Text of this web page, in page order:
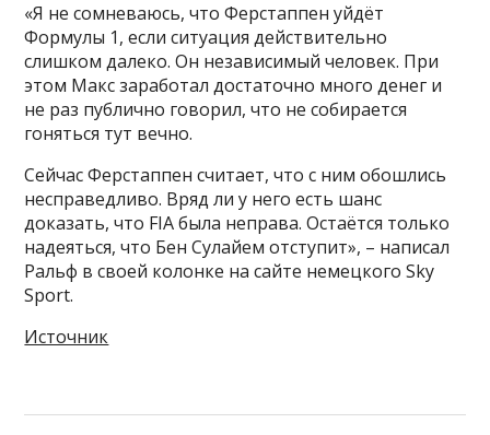
«Я не сомневаюсь, что Ферстаппен уйдёт
Формулы 1, если ситуация действительно
слишком далеко. Он независимый человек. При
этом Макс заработал достаточно много денег и
не раз публично говорил, что не собирается
гоняться тут вечно.
Сейчас Ферстаппен считает, что с ним обошлись
несправедливо. Вряд ли у него есть шанс
доказать, что FIA была неправа. Остаётся только
надеяться, что Бен Сулайем отступит», – написал
Ральф в своей колонке на сайте немецкого Sky
Sport.
Источник